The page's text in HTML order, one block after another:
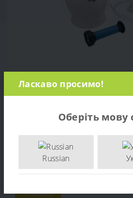
Насос Briggs&Stratton для
1 399 грн.
В КОРЗИНУ
Популярный
Ласкаво просимо!
Оберіть мову
Russian